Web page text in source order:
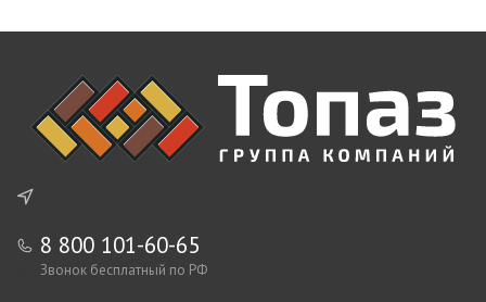
8 800 101-60-65
Звонок бесплатный по РФ